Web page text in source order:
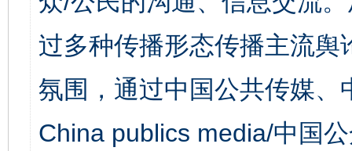
过多种传播形态传播主流
氛围，通过中国公共传媒
China publics media/中国